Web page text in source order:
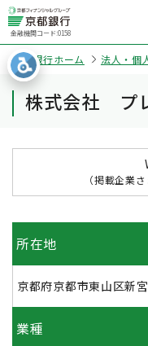
金融機関コード:0158
京都銀行ホーム 法人・個
株式会社 プ
（掲載企業
所在地
京都府京都市東山区新
業種